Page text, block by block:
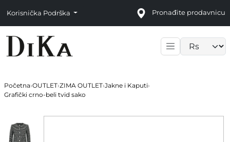
Korisnička Podrška Pronađite prodavnicu
Početna›OUTLET›ZIMA OUTLET›Jakne i Kaputi›
Grafički crno-beli tvid sako